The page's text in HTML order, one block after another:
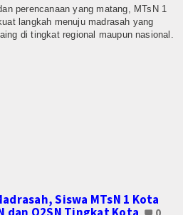
perencanaan yang matang, MTsN 1
langkah menuju madrasah yang
di tingkat regional maupun nasional.
Siswa MTsN 1 Kota